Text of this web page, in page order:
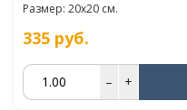
Размер: 20x20 см.
335 руб.
– +